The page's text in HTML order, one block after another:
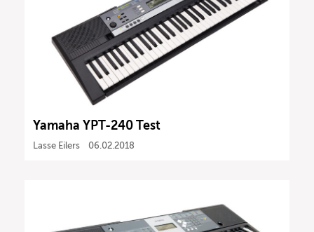
Yamaha YPT-240 Test
Lasse Eilers 06.02.2018